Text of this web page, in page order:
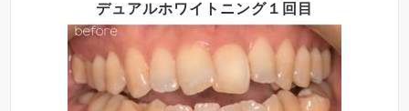
デュアルホワイトニング１回目